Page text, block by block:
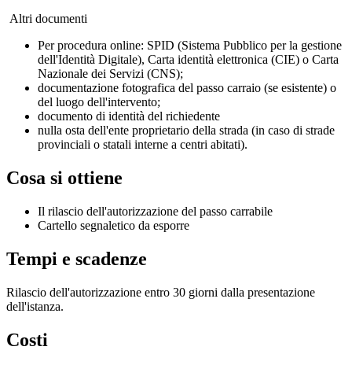
Altri documenti
Per procedura online: SPID (Sistema Pubblico per la gestione
dell'Identità Digitale), Carta identità elettronica (CIE) o Carta
Nazionale dei Servizi (CNS);
documentazione fotografica del passo carraio (se esistente) o
del luogo dell'intervento;
documento di identità del richiedente
nulla osta dell'ente proprietario della strada (in caso di strade
provinciali o statali interne a centri abitati).
Cosa si ottiene
Il rilascio dell'autorizzazione del passo carrabile
Cartello segnaletico da esporre
Tempi e scadenze
Rilascio dell'autorizzazione entro 30 giorni dalla presentazione
dell'istanza.
Costi